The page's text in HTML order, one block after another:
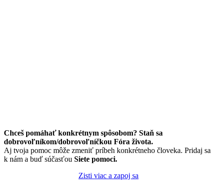
Chceš pomáhať konkrétnym spôsobom? Staň sa
dobrovoľníkom/dobrovoľníčkou Fóra života.
Aj tvoja pomoc môže zmeniť príbeh konkrétneho človeka. Pridaj sa
k nám a buď súčasťou Siete pomoci.
Zisti viac a zapoj sa